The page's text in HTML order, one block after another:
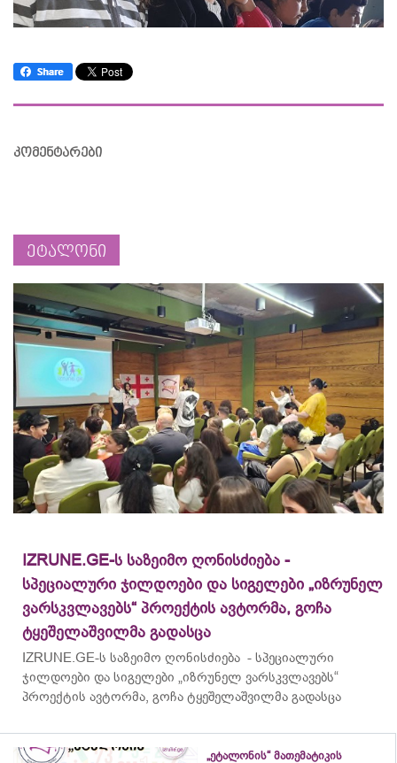
კომენტარები
ეტალონი
IZRUNE.GE-ს საზეიმო ღონისძიება -
სპეციალური ჯილდოები და სიგელები „იზრუნელ
ვარსკვლავებს“ პროექტის ავტორმა, გოჩა
ტყეშელაშვილმა გადასცა
IZRUNE.GE-ს საზეიმო ღონისძიება - სპეციალური
ჯილდოები და სიგელები „იზრუნელ ვარსკვლავებს“
პროექტის ავტორმა, გოჩა ტყეშელაშვილმა გადასცა
„ეტალონის“ მათემატიკის